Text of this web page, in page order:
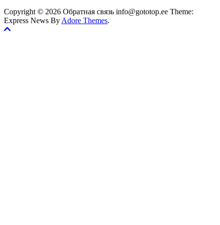
Copyright © 2026 Обратная связь info@gototop.ee Theme:
Express News By Adore Themes.